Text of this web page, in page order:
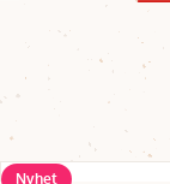
Nyhet